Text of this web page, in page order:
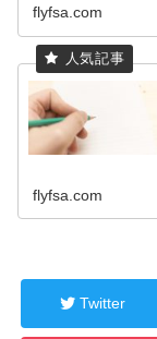
flyfsa.com
flyfsa.com
Twitter